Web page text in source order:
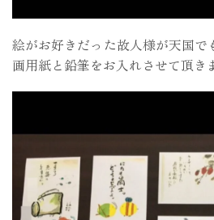
絵がお好きだった故人様が天国で
画用紙と鉛筆をお入れさせて頂き